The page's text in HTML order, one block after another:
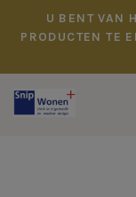
U BENT VAN
PRODUCTEN TE